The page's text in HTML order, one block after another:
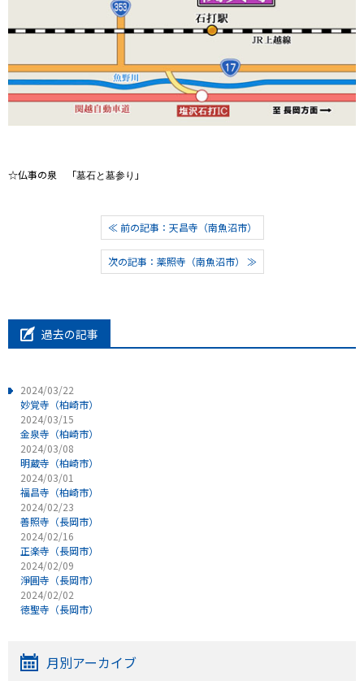
☆仏事の泉 「墓石と墓参り 」
≪ 前の記事：天昌寺（南魚沼市）
次の記事：薬照寺（南魚沼市） ≫
過去の記事
2024/03/22
妙覚寺（柏崎市）
2024/03/15
金泉寺（柏崎市）
2024/03/08
明蔵寺（柏崎市）
2024/03/01
福昌寺（柏崎市）
2024/02/23
善照寺（長岡市）
2024/02/16
正楽寺（長岡市）
2024/02/09
淨圓寺（長岡市）
2024/02/02
徳聖寺（長岡市）
月別アーカイブ